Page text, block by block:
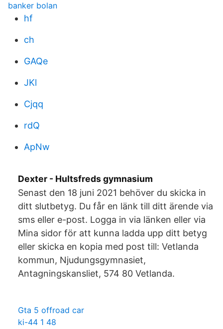
banker bolan
hf
ch
GAQe
JKl
Cjqq
rdQ
ApNw
Dexter - Hultsfreds gymnasium
Senast den 18 juni 2021 behöver du skicka in
ditt slutbetyg. Du får en länk till ditt ärende via
sms eller e-post. Logga in via länken eller via
Mina sidor för att kunna ladda upp ditt betyg
eller skicka en kopia med post till: Vetlanda
kommun, Njudungsgymnasiet,
Antagningskansliet, 574 80 Vetlanda.
Gta 5 offroad car
ki-44 1 48